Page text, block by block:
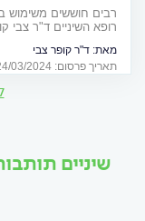
רבים חוששים משימוש
רופא השיניים ד"ר צבי
מאת: ד"ר קופר צבי
תאריך פרסום: 24/03/2024
שיניים